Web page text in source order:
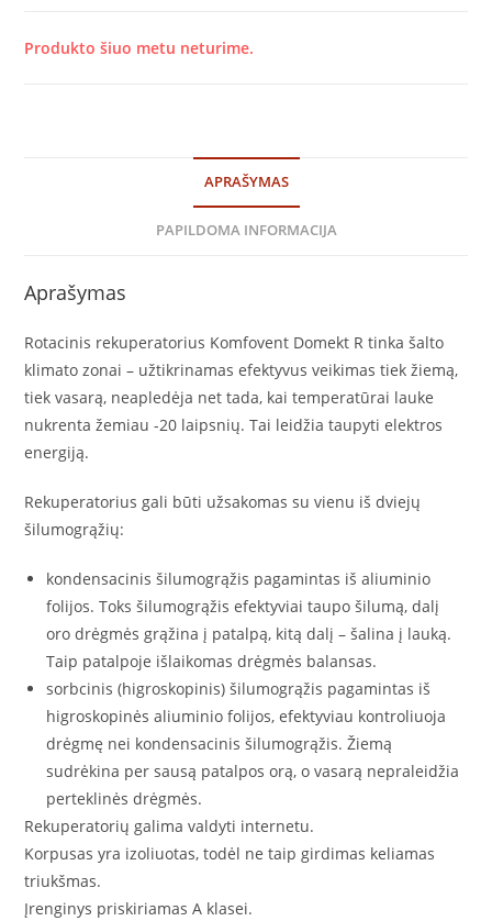
Produkto šiuo metu neturime.
APRAŠYMAS
PAPILDOMA INFORMACIJA
Aprašymas
Rotacinis rekuperatorius Komfovent Domekt R tinka šalto
klimato zonai – užtikrinamas efektyvus veikimas tiek žiemą,
tiek vasarą, neapledėja net tada, kai temperatūrai lauke
nukrenta žemiau -20 laipsnių. Tai leidžia taupyti elektros
energiją.
Rekuperatorius gali būti užsakomas su vienu iš dviejų
šilumogrąžių:
kondensacinis šilumogrąžis pagamintas iš aliuminio
folijos. Toks šilumogrąžis efektyviai taupo šilumą, dalį
oro drėgmės grąžina į patalpą, kitą dalį – šalina į lauką.
Taip patalpoje išlaikomas drėgmės balansas.
sorbcinis (higroskopinis) šilumogrąžis pagamintas iš
higroskopinės aliuminio folijos, efektyviau kontroliuoja
drėgmę nei kondensacinis šilumogrąžis. Žiemą
sudrėkina per sausą patalpos orą, o vasarą nepraleidžia
perteklinės drėgmės.
Rekuperatorių galima valdyti internetu.
Korpusas yra izoliuotas, todėl ne taip girdimas keliamas
triukšmas.
Įrenginys priskiriamas A klasei.